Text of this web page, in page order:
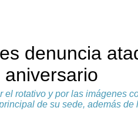
denuncia
el rotativo y por las imágenes
de su sede, además